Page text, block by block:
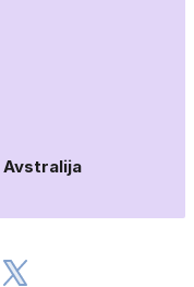
Avstralija